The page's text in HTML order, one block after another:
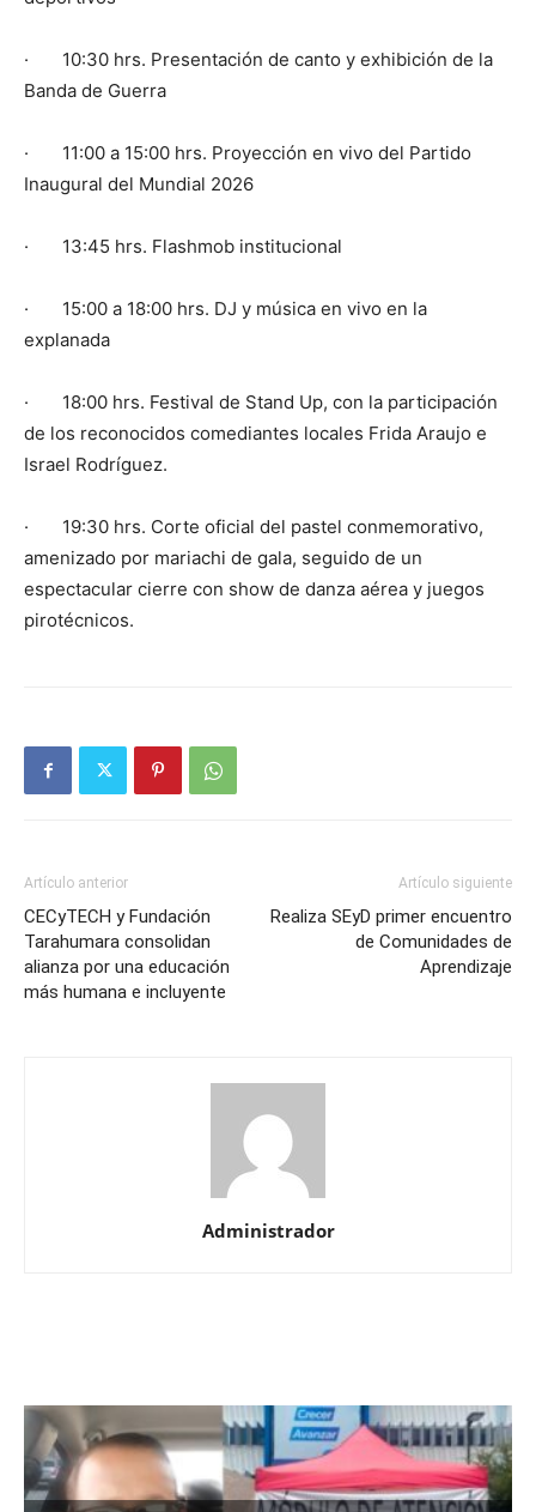
· 10:30 hrs. Presentación de canto y exhibición de la
Banda de Guerra
· 11:00 a 15:00 hrs. Proyección en vivo del Partido
Inaugural del Mundial 2026
· 13:45 hrs. Flashmob institucional
· 15:00 a 18:00 hrs. DJ y música en vivo en la
explanada
· 18:00 hrs. Festival de Stand Up, con la participación
de los reconocidos comediantes locales Frida Araujo e
Israel Rodríguez.
· 19:30 hrs. Corte oficial del pastel conmemorativo,
amenizado por mariachi de gala, seguido de un
espectacular cierre con show de danza aérea y juegos
pirotécnicos.
Artículo anterior
CECyTECH y Fundación
Tarahumara consolidan
alianza por una educación
más humana e incluyente
Artículo siguiente
Realiza SEyD primer encuentro
de Comunidades de
Aprendizaje
Administrador